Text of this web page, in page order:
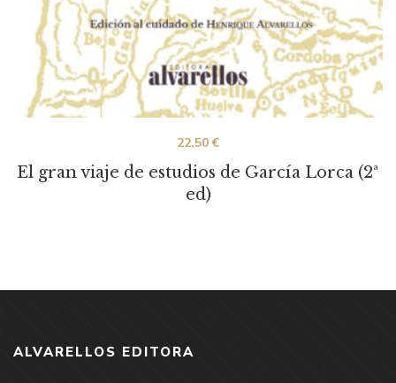
El gran viaje de estudios de García Lorca (2ª
ed)
22,50€
ALVARELLOS EDITORA